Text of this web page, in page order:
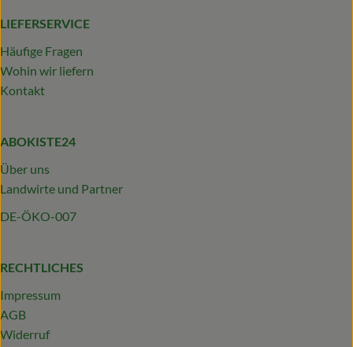
LIEFERSERVICE
Häufige Fragen
Wohin wir liefern
Kontakt
ABOKISTE24
Über uns
Landwirte und Partner
DE-ÖKO-007
RECHTLICHES
Impressum
AGB
Widerruf